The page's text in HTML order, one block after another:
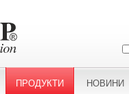
ПРОДУКТИ НОВИНИ